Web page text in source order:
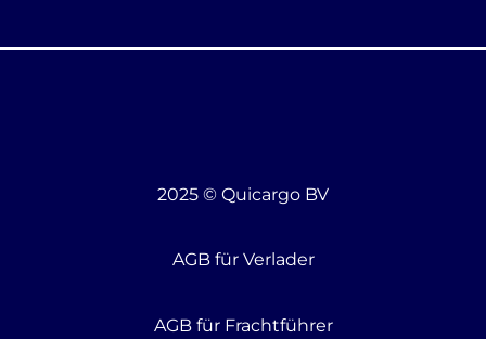
2025 © Quicargo BV
AGB für Verlader
AGB für Frachtführer